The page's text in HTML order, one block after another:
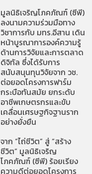
มูลนิธิเจริญโภคภัณฑ์ (ซีพี)
ลงนามความร่วมมือทาง
วิชาการกับ มทร.อีสาน เดิน
หน้าบูรณาการองค์ความรู้
ด้านการวิจัยและการตลาด
ดิจิทัล ซึ่งได้รับการ
สนับสนุนทุนวิจัยจาก วช.
ต่อยอดโครงการฟาร์ม
กระบือทันสมัย ยกระดับ
อาชีพเกษตรกรและขับ
เคลื่อนเศรษฐกิจฐานราก
อย่างยั่งยืน
จาก “ไถ่ชีวิต” สู่ “สร้าง
ชีวิต” มูลนิธิเจริญ
โภคภัณฑ์ (ซีพี) ร้อยเรียง
ความดีต่อยอดโครงการ